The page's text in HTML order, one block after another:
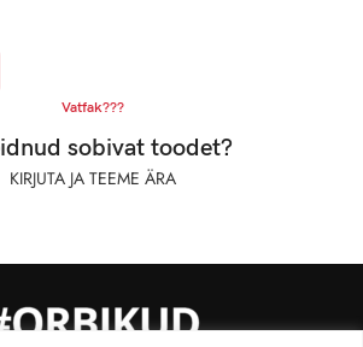
Vatfak???
sobivat toodet?
KIRJUTA JA TEEME ÄRA